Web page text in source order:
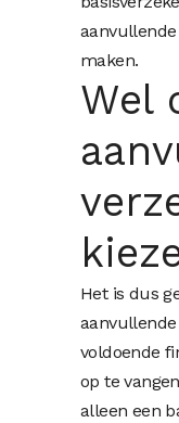
maken.
Wel
Het is dus
voldoende
op te
alleen een